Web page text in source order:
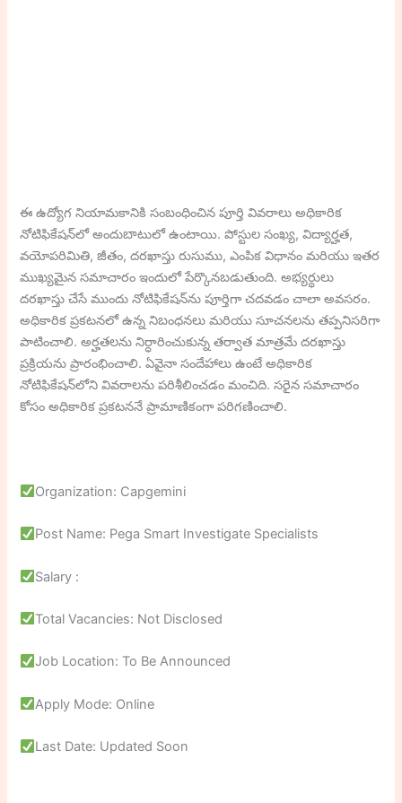
ఈ ఉద్యోగ నియామకానికి సంబంధించిన పూర్తి వివరాలు అధికారిక
నోటిఫికేషన్‌లో అందుబాటులో ఉంటాయి. పోస్టుల సంఖ్య, విద్యార్హత,
వయోపరిమితి, జీతం, దరఖాస్తు రుసుము, ఎంపిక విధానం మరియు ఇతర
ముఖ్యమైన సమాచారం ఇందులో పేర్కొనబడుతుంది. అభ్యర్థులు
దరఖాస్తు చేసే ముందు నోటిఫికేషన్‌ను పూర్తిగా చదవడం చాలా అవసరం.
అధికారిక ప్రకటనలో ఉన్న నిబంధనలు మరియు సూచనలను తప్పనిసరిగా
పాటించాలి. అర్హతలను నిర్ధారించుకున్న తర్వాత మాత్రమే దరఖాస్తు
ప్రక్రియను ప్రారంభించాలి. ఏవైనా సందేహాలు ఉంటే అధికారిక
నోటిఫికేషన్‌లోని వివరాలను పరిశీలించడం మంచిది. సరైన సమాచారం
కోసం అధికారిక ప్రకటననే ప్రామాణికంగా పరిగణించాలి.
Organization: Capgemini
Post Name: Pega Smart Investigate Specialists
Salary :
Total Vacancies: Not Disclosed
Job Location: To Be Announced
Apply Mode: Online
Last Date: Updated Soon